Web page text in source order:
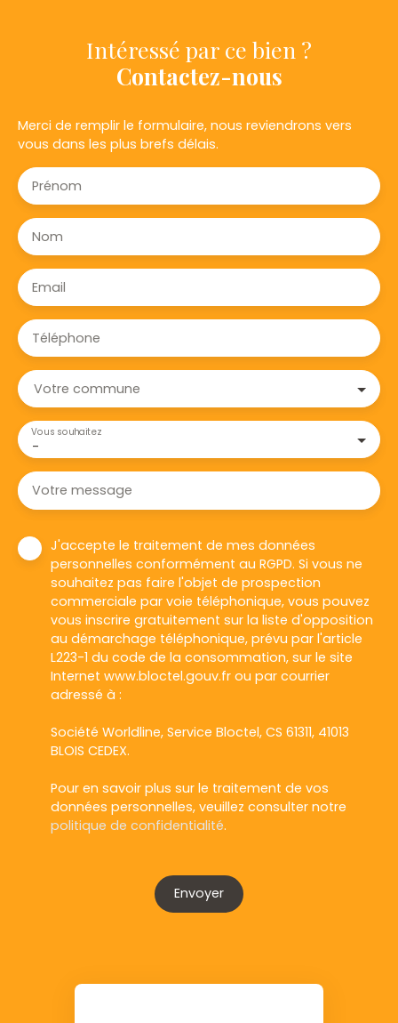
Intéressé par ce bien ?
Contactez-nous
Merci de remplir le formulaire, nous reviendrons vers
vous dans les plus brefs délais.
Prénom
Nom
Email
Téléphone
Votre commune
-
Vous souhaitez
Votre message
J'accepte le traitement de mes données
personnelles conformément au RGPD. Si vous ne
souhaitez pas faire l'objet de prospection
commerciale par voie téléphonique, vous pouvez
vous inscrire gratuitement sur la liste d'opposition
au démarchage téléphonique, prévu par l'article
L223-1 du code de la consommation, sur le site
Internet www.bloctel.gouv.fr ou par courrier
adressé à :
Société Worldline, Service Bloctel, CS 61311, 41013
BLOIS CEDEX.
Pour en savoir plus sur le traitement de vos
données personnelles, veuillez consulter notre
politique de confidentialité.
Envoyer